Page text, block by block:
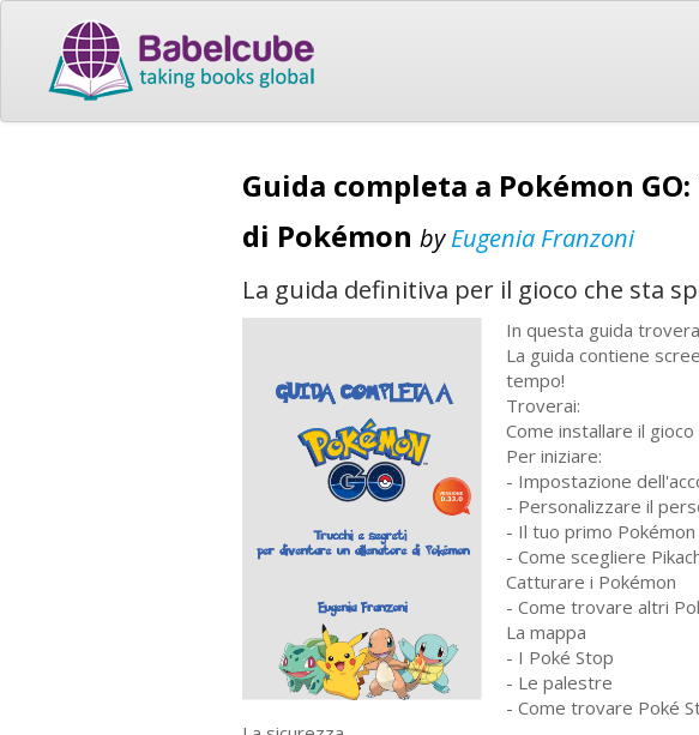
Guida completa a Pokémon
di Pokémon byEugenia Franzoni
La guida definitiva per il gioco che sta
In questa guida
La guida contiene
tempo!
Troverai:
Come installare il gioco
Per iniziare:
- Impostazione
- Personalizzare il
- Il tuo primo Pokémon
- Come scegliere
Catturare i Pokémon
- Come trovare altri
La mappa
- I Poké Stop
- Le palestre
- Come trovare Poké